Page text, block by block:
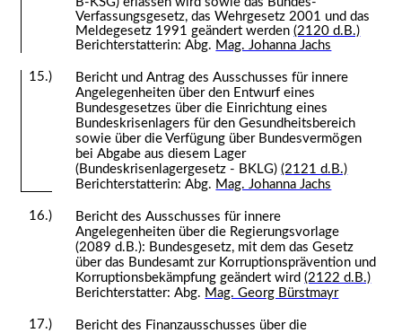
Verfassungsgesetz, das Wehrgesetz 2001 und das
Meldegesetz 1991 geändert werden(2120 d.B.)
Berichterstatterin: Abg. Mag. Johanna Jachs
15.)
Bericht und Antrag des Ausschusses für innere
Angelegenheiten über den Entwurf eines
Bundesgesetzes über die Einrichtung eines
Bundeskrisenlagers für den Gesundheitsbereich
sowie über die Verfügung über Bundesvermögen
bei Abgabe aus diesem Lager
(Bundeskrisenlagergesetz - BKLG)(2121 d.B.)
Berichterstatterin: Abg. Mag. Johanna Jachs
16.)
Bericht des Ausschusses für innere
Angelegenheiten über die Regierungsvorlage
(2089 d.B.): Bundesgesetz, mit dem das Gesetz
über das Bundesamt zur Korruptionsprävention und
Korruptionsbekämpfung geändert wird(2122 d.B.)
Berichterstatter: Abg. Mag. Georg Bürstmayr
17.)
Bericht des Finanzausschusses über die